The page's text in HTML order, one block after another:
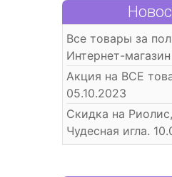
Все товары за
Интернет-
Акция на ВСЕ
05.10.2023
Скидка на
Чудесная игла.